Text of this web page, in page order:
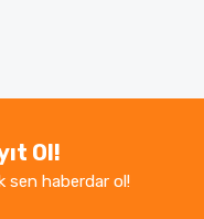
görüntülenemiyor.
bulunuyor.
Ol!
sen haberdar ol!